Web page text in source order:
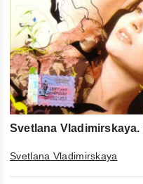
Svetlana Vladimirskaya.
Svetlana Vladimirskaya